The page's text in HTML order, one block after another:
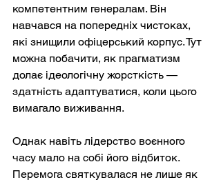
компетентним генералам. Він
навчався на попередніх чистоках,
які знищили офіцерський корпус. Тут
можна побачити, як прагматизм
долає ідеологічну жорсткість —
здатність адаптуватися, коли цього
вимагало виживання.
Однак навіть лідерство воєнного
часу мало на собі його відбиток.
Перемога святкувалася не лише як